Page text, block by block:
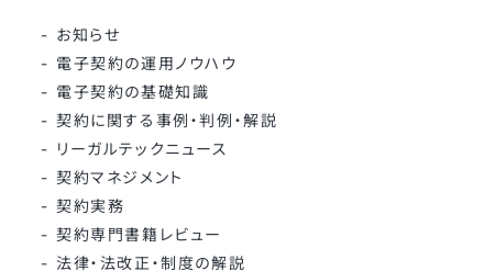
お知らせ
電子契約の運用ノウハウ
電子契約の基礎知識
契約に関する事例・判例・解説
リーガルテックニュース
契約マネジメント
契約実務
契約専門書籍レビュー
法律・法改正・制度の解説